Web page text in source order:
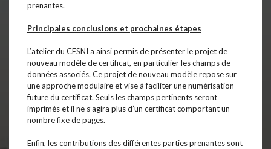
prenantes.
Principales conclusions et prochaines étapes
L’atelier du CESNI a ainsi permis de présenter le projet de
nouveau modèle de certificat, en particulier les champs de
données associés. Ce projet de nouveau modèle repose sur
une approche modulaire et vise à faciliter une numérisation
future du certificat. Seuls les champs pertinents seront
imprimés et il ne s’agira plus d’un certificat comportant un
nombre fixe de pages.
Enfin, les contributions des différentes parties prenantes sont